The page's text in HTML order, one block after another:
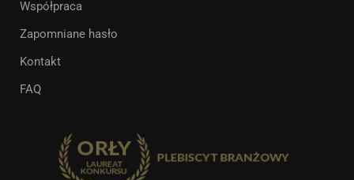
Współpraca
Zapomniane hasło
Kontakt
FAQ